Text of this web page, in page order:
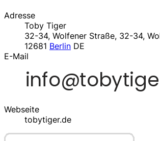
Adresse
Toby Tiger
32-34, Wolfener Straße, 32-34,
12681 Berlin DE
E-Mail
Webseite
tobytiger.de